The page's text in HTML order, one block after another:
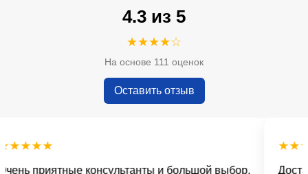
4.3 из 5
★★★★☆
На основе 111 оценок
Оставить отзыв
приятные консультанты и большой выбор.